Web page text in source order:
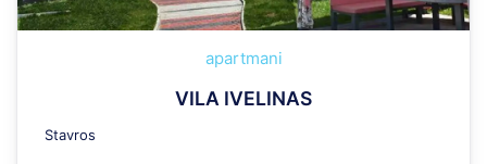
apartmani
VILA IVELINAS
Stavros